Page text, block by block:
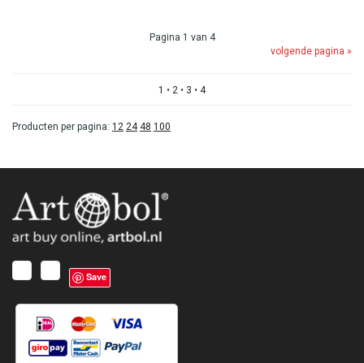
Pagina 1 van 4
volgende pagina »
1 • 2 • 3 • 4
Producten per pagina: 12 24 48 100
Save